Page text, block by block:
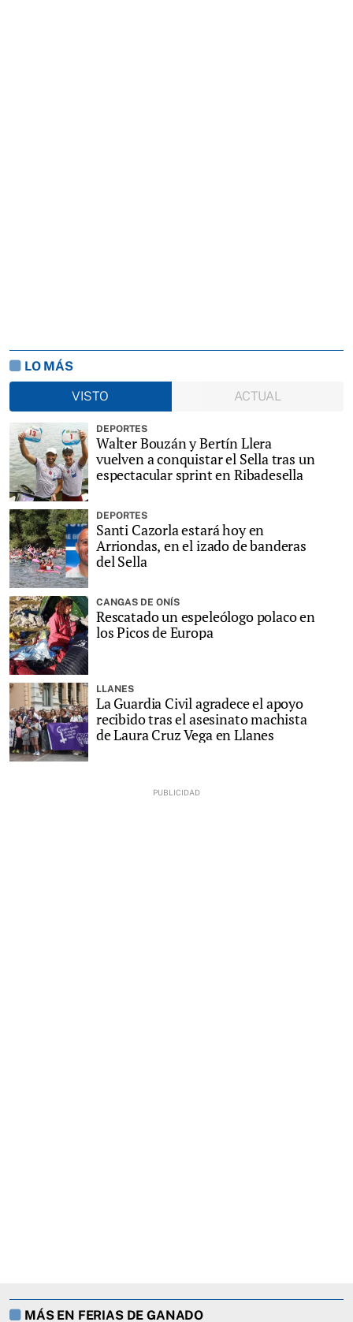
LO MÁS
VISTO
ACTUAL
DEPORTES
Walter Bouzán y Bertín Llera
vuelven a conquistar el Sella tras un
espectacular sprint en Ribadesella
DEPORTES
Santi Cazorla estará hoy en
Arriondas, en el izado de banderas
del Sella
CANGAS DE ONÍS
Rescatado un espeleólogo polaco en
los Picos de Europa
LLANES
La Guardia Civil agradece el apoyo
recibido tras el asesinato machista
de Laura Cruz Vega en Llanes
MÁS EN FERIAS DE GANADO